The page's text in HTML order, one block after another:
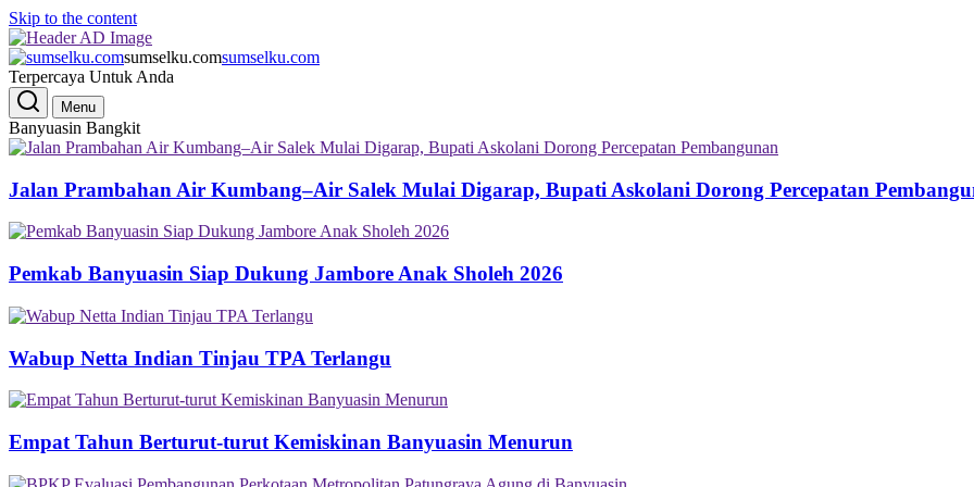
Skip to the content
sumselku.comsumselku.com
Terpercaya Untuk Anda
Menu
Banyuasin Bangkit
Jalan Prambahan Air Kumbang–Air Salek Mulai Digarap, Bupati Askolani Dorong Percepatan
Pemkab Banyuasin Siap Dukung Jambore Anak Sholeh 2026
Wabup Netta Indian Tinjau TPA Terlangu
Empat Tahun Berturut-turut Kemiskinan Banyuasin Menurun